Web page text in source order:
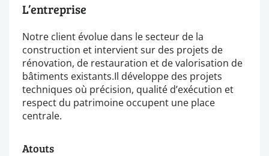
L’entreprise
Notre client évolue dans le secteur de la
construction et intervient sur des projets de
rénovation, de restauration et de valorisation de
bâtiments existants.Il développe des projets
techniques où précision, qualité d’exécution et
respect du patrimoine occupent une place
centrale.
Atouts